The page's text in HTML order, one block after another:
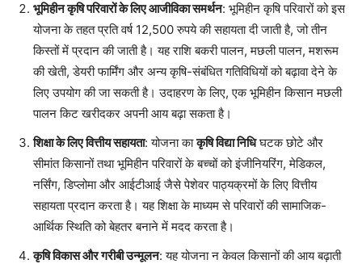
भूमिहीन कृषि परिवारों के लिए आजीविका समर्थन: भूमिहीन कृषि परिवारों को इस
योजना के तहत प्रति वर्ष 12,500 रुपये की सहायता दी जाती है, जो तीन
किस्तों में प्रदान की जाती है। यह राशि बकरी पालन, मछली पालन, मशरूम
की खेती, डेयरी फार्मिंग और अन्य कृषि-संबंधित गतिविधियों को बढ़ावा देने के
लिए उपयोग की जा सकती है। उदाहरण के लिए, एक भूमिहीन किसान मछली
पालन किट खरीदकर अपनी आय बढ़ा सकता है।
शिक्षा के लिए वित्तीय सहायता: योजना काकृषि विद्या निधिघटक छोटे और
सीमांत किसानों तथा भूमिहीन परिवारों के बच्चों को इंजीनियरिंग, मेडिकल,
नर्सिंग, डिप्लोमा और आईटीआई जैसे पेशेवर पाठ्यक्रमों के लिए वित्तीय
सहायता प्रदान करता है। यह शिक्षा के माध्यम से परिवारों की सामाजिक-
आर्थिक स्थिति को बेहतर बनाने में मदद करता है।
कृषि विकास और गरीबी उन्मूलन: यह योजना न केवल किसानों की आय बढ़ाती